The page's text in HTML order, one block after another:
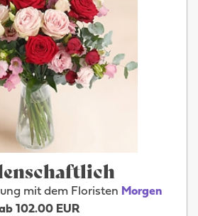
mit dem Floristen Morgen
102.00 EUR